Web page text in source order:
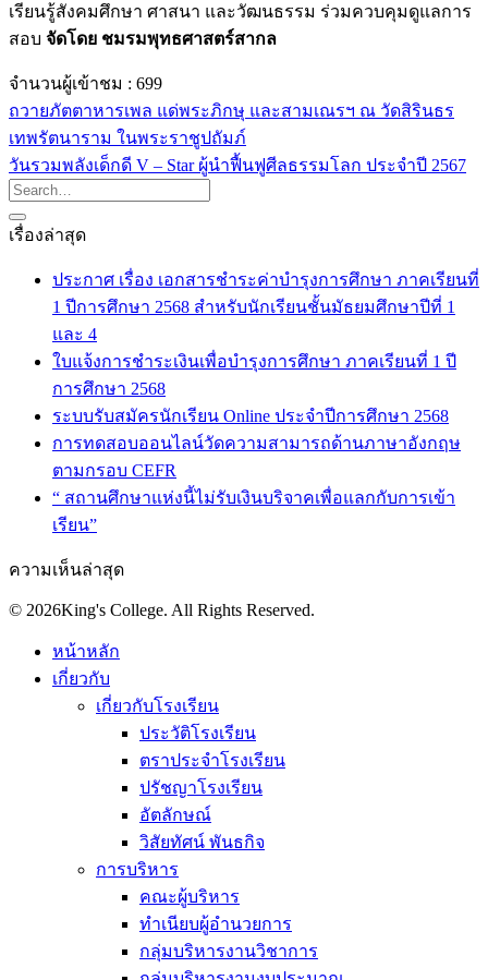
เรียนรู้สังคมศึกษา ศาสนา และวัฒนธรรม ร่วมควบคุมดูแลการ
สอบ จัดโดย ชมรมพุทธศาสตร์สากล
จำนวนผู้เข้าชม : 699
ถวายภัตตาหารเพล แด่พระภิกษุ และสามเณรฯ ณ วัดสิรินธร
เทพรัตนาราม ในพระราชูปถัมภ์
วันรวมพลังเด็กดี V – Star ผู้นำฟื้นฟูศีลธรรมโลก ประจำปี 2567
เรื่องล่าสุด
ประกาศ เรื่อง เอกสารชำระค่าบำรุงการศึกษา ภาคเรียนที่
1 ปีการศึกษา 2568 สำหรับนักเรียนชั้นมัธยมศึกษาปีที่ 1
และ 4
ใบแจ้งการชำระเงินเพื่อบำรุงการศึกษา ภาคเรียนที่ 1 ปี
การศึกษา 2568
ระบบรับสมัครนักเรียน Online ประจำปีการศึกษา 2568
การทดสอบออนไลน์วัดความสามารถด้านภาษาอังกฤษ
ตามกรอบ CEFR
“ สถานศึกษาแห่งนี้ไม่รับเงินบริจาคเพื่อแลกกับการเข้า
เรียน”
ความเห็นล่าสุด
© 2026King's College. All Rights Reserved.
หน้าหลัก
เกี่ยวกับ
เกี่ยวกับโรงเรียน
ประวัติโรงเรียน
ตราประจำโรงเรียน
ปรัชญาโรงเรียน
อัตลักษณ์
วิสัยทัศน์ พันธกิจ
การบริหาร
คณะผู้บริหาร
ทำเนียบผู้อำนวยการ
กลุ่มบริหารงานวิชาการ